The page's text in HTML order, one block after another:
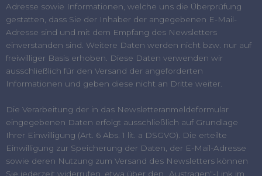
Adresse sowie Informationen, welche uns die Überprüfung
gestatten, dass Sie der Inhaber der angegebenen E-Mail-
Adresse sind und mit dem Empfang des Newsletters
einverstanden sind. Weitere Daten werden nicht bzw. nur auf
freiwilliger Basis erhoben. Diese Daten verwenden wir
ausschließlich für den Versand der angeforderten
Informationen und geben diese nicht an Dritte weiter.
Die Verarbeitung der in das Newsletteranmeldeformular
eingegebenen Daten erfolgt ausschließlich auf Grundlage
Ihrer Einwilligung (Art. 6 Abs. 1 lit. a DSGVO). Die erteilte
Einwilligung zur Speicherung der Daten, der E-Mail-Adresse
sowie deren Nutzung zum Versand des Newsletters können
Sie jederzeit widerrufen, etwa über den „Austragen“-Link im